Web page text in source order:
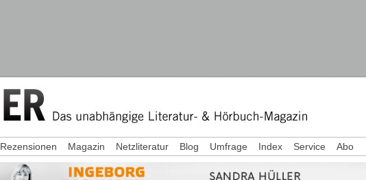
Rezensionen Magazin Netzliteratur Blog Umfrage Index Service Abo